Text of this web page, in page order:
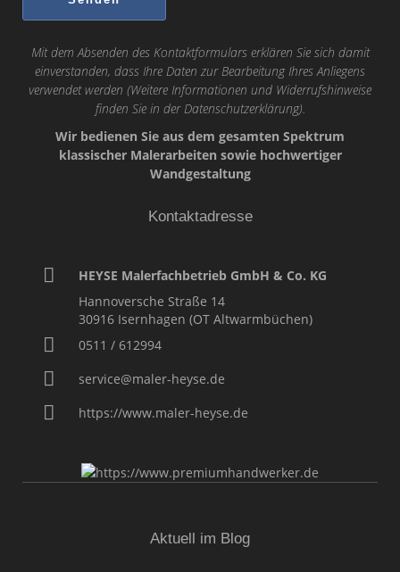
Mit dem Absenden des Kontaktformulars erklären Sie sich damit
einverstanden, dass Ihre Daten zur Bearbeitung Ihres Anliegens
verwendet werden (Weitere Informationen und Widerrufshinweise
finden Sie in der Datenschutzerklärung).
Wir bedienen Sie aus dem gesamten Spektrum
klassischer Malerarbeiten sowie hochwertiger
Wandgestaltung
Kontaktadresse
HEYSE Malerfachbetrieb GmbH & Co. KG
Hannoversche Straße 14
30916 Isernhagen (OT Altwarmbüchen)
0511 / 612994
service@maler-heyse.de
https://www.maler-heyse.de
Aktuell im Blog